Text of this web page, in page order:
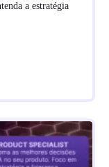
a estratégia